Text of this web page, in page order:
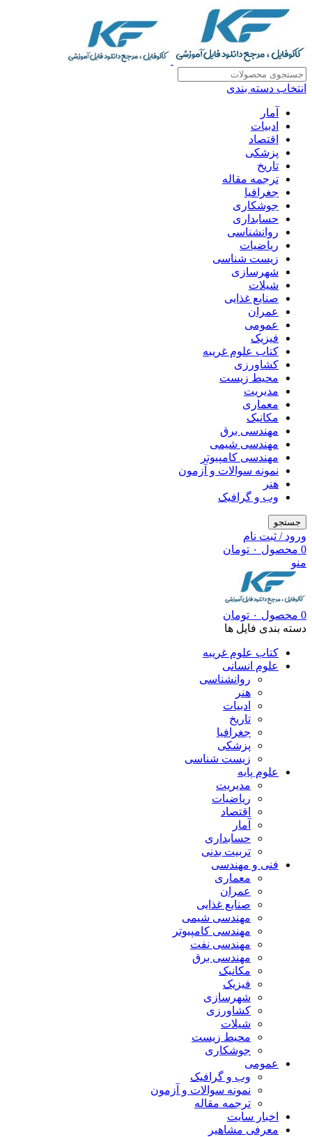
انتخاب دسته بندی
آمار
ادبیات
اقتصاد
پزشکی
تاریخ
ترجمه مقاله
جغرافیا
جوشکاری
حسابداری
روانشناسی
ریاضیات
زیست شناسی
شهرسازی
شیلات
صنایع غذایی
عمران
عمومی
فیزیک
کتاب علوم غریبه
کشاورزی
محیط زیست
مدیریت
معماری
مکانیک
مهندسی برق
مهندسی شیمی
مهندسی کامپیوتر
نمونه سوالات و آزمون
هنر
وب و گرافیک
جستجو
ورود / ثبت نام
0 محصول ۰ تومان
منو
0 محصول ۰ تومان
دسته بندی فایل ها
کتاب علوم غریبه
علوم انسانی
روانشناسی
هنر
ادبیات
تاریخ
جغرافیا
پزشکی
زیست شناسی
علوم پایه
مدیریت
ریاضیات
اقتصاد
آمار
حسابداری
تربیت بدنی
فنی و مهندسی
معماری
عمران
صنایع غذایی
مهندسی شیمی
مهندسی کامپیوتر
مهندسی نفت
مهندسی برق
مکانیک
فیزیک
شهرسازی
کشاورزی
شیلات
محیط زیست
جوشکاری
عمومی
وب و گرافیک
نمونه سوالات و آزمون
ترجمه مقاله
اخبار سایت
معرفی مشاهیر